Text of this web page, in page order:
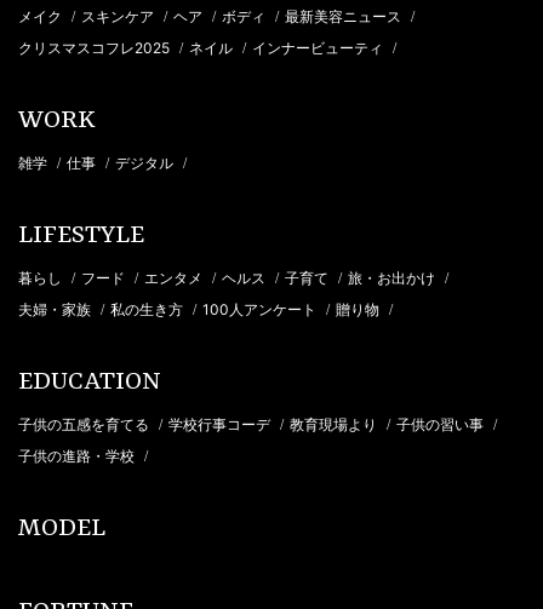
メイク / スキンケア / ヘア / ボディ / 最新美容ニュース /
クリスマスコフレ2025 / ネイル / インナービューティ /
WORK
雑学 / 仕事 / デジタル /
LIFESTYLE
暮らし / フード / エンタメ / ヘルス / 子育て / 旅・お出かけ /
夫婦・家族 / 私の生き方 / 100人アンケート / 贈り物 /
EDUCATION
子供の五感を育てる / 学校行事コーデ / 教育現場より / 子供の習い事 /
子供の進路・学校 /
MODEL